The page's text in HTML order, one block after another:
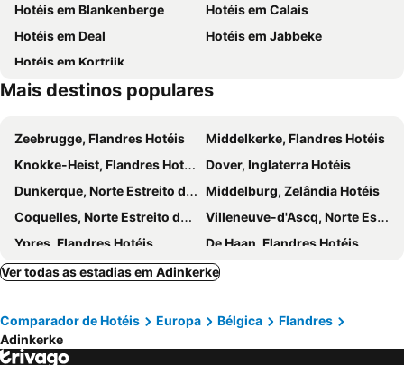
Patinoire de Dunkerque
Carnaval de Dunkerque
Sint-Kruis
Promenade de Haan
Flea Market Torrepoortfeesten
Kasteel van Loppem
Provinzialdomäne Raversijde
Hotéis em Blankenberge
Hotéis em Calais
Hotéis em Deal
Hotéis em Jabbeke
Hotéis em Kortrijk
Mais destinos populares
Zeebrugge, Flandres Hotéis
Middelkerke, Flandres Hotéis
Knokke-Heist, Flandres Hotéis
Dover, Inglaterra Hotéis
Dunkerque, Norte Estreito de Calé Hotéis
Middelburg, Zelândia Hotéis
Coquelles, Norte Estreito de Calé Hotéis
Villeneuve-d'Ascq, Norte Estreito de Calé Hotéis
Ypres, Flandres Hotéis
De Haan, Flandres Hotéis
De Panne, Flandres Hotéis
Arras, Norte Estreito de Calé Hotéis
Ath, Valónia Hotéis
Tournai, Valónia Hotéis
Vlissingen, Zelândia Hotéis
Ramsgate, Inglaterra Hotéis
Ver todas as estadias em Adinkerke
Comparador de Hotéis Europa Bélgica
Flandres
Adinkerke